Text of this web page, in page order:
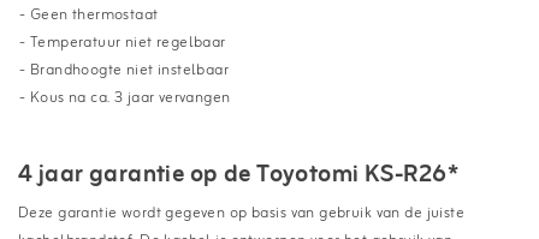
- Geen thermostaat
- Temperatuur niet regelbaar
- Brandhoogte niet instelbaar
- Kous na ca. 3 jaar vervangen
4 jaar garantie op de Toyotomi KS-R26*
Deze garantie wordt gegeven op basis van gebruik van de juiste